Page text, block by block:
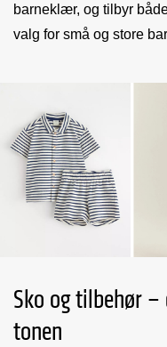
barneklær, og tilbyr
valg for små og store
Sko og tilbehør
tonen